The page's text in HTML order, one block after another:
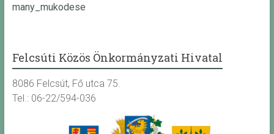
many_mukodese
Felcsúti Közös Önkormányzati Hivatal
8086 Felcsút, Fő utca 75.
Tel.: 06-22/594-036